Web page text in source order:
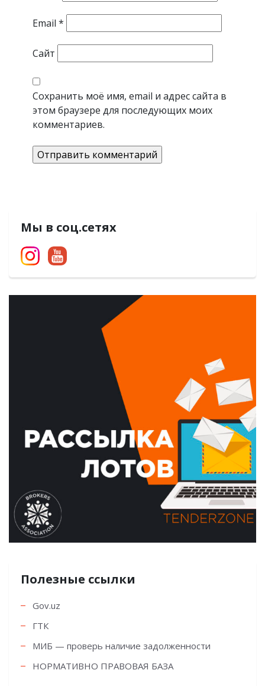
Email *
Сайт
Сохранить моё имя, email и адрес сайта в
этом браузере для последующих моих
комментариев.
Мы в соц.сетях
Полезные ссылки
Gov.uz
ГТК
МИБ — проверь наличие задолженности
НОРМАТИВНО ПРАВОВАЯ БАЗА